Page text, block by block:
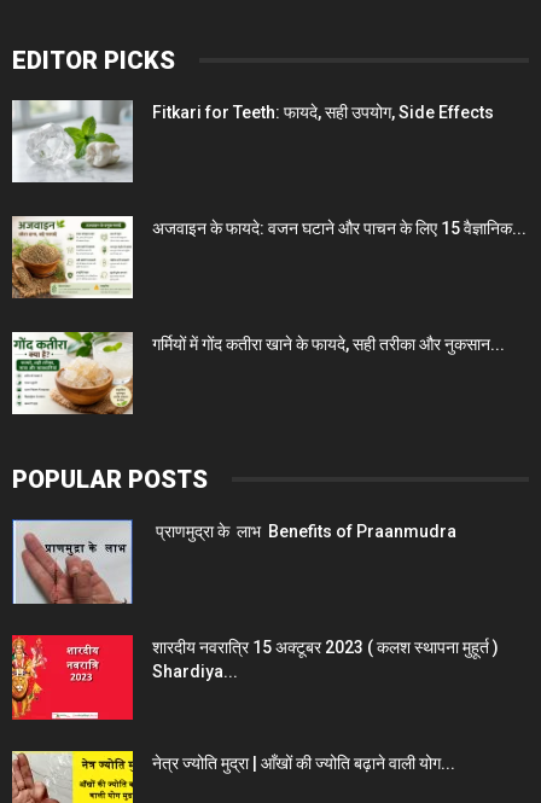
EDITOR PICKS
Fitkari for Teeth: फायदे, सही उपयोग, Side Effects
अजवाइन के फायदे: वजन घटाने और पाचन के लिए 15 वैज्ञानिक...
गर्मियों में गोंद कतीरा खाने के फायदे, सही तरीका और नुकसान...
POPULAR POSTS
प्राणमुद्रा के लाभ Benefits of Praanmudra
शारदीय नवरात्रि 15 अक्टूबर 2023 ( कलश स्थापना मुहूर्त )
Shardiya...
नेत्र ज्योति मुद्रा | आँखों की ज्योति बढ़ाने वाली योग...